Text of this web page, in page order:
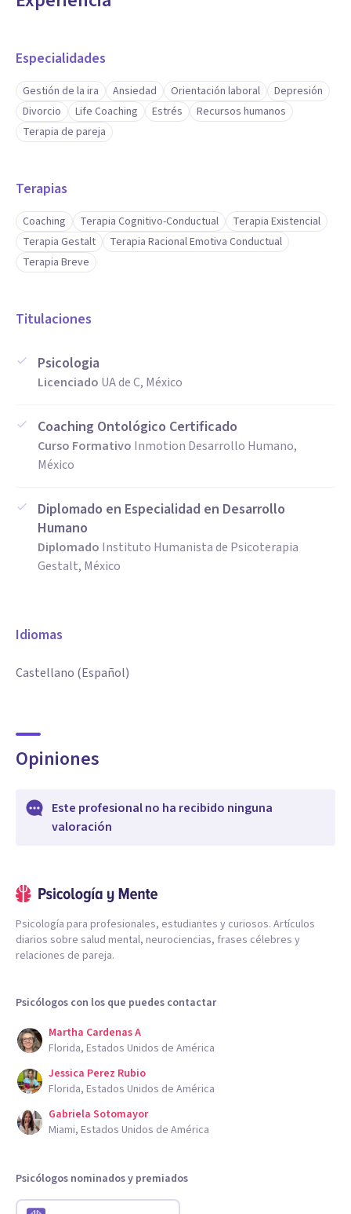
Especialidades
Gestión de la ira Ansiedad Orientación laboral
Depresión
Divorcio
Life Coaching Estrés
Recursos humanos
Terapia de pareja
Terapias
Coaching Terapia Cognitivo-Conductual
Terapia Existencial
Terapia Gestalt
Terapia Racional Emotiva Conductual
Terapia Breve
Titulaciones
Psicologia
Licenciado UA de C, México
Coaching Ontológico Certificado
Curso Formativo Inmotion Desarrollo Humano,
México
Diplomado en Especialidad en Desarrollo
Humano
Diplomado Instituto Humanista de Psicoterapia
Gestalt, México
Idiomas
Castellano (Español)
Opiniones
Este profesional no ha recibido ninguna
valoración
Psicología para profesionales, estudiantes y curiosos. Artículos
diarios sobre salud mental, neurociencias, frases célebres y
relaciones de pareja.
Psicólogos con los que puedes contactar
Martha Cardenas A
Florida, Estados Unidos de América
Jessica Perez Rubio
Florida, Estados Unidos de América
Gabriela Sotomayor
Miami, Estados Unidos de América
Psicólogos nominados y premiados